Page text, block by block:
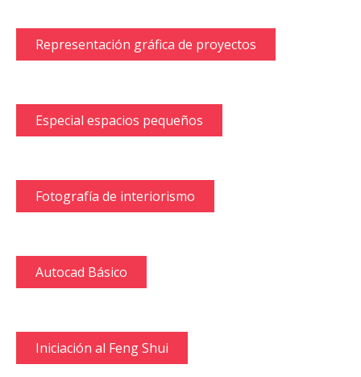
Representación gráfica de proyectos
Especial espacios pequeños
Fotografía de interiorismo
Autocad Básico
Iniciación al Feng Shui